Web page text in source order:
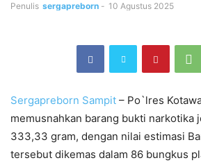
Penulis sergapreborn - 10 Agustus 2025
Sergapreborn Sampit – Po`lres
memusnahkan barang bukti narkotika
333,33 gram, dengan nilai estimasi
tersebut dikemas dalam 86 bungkus